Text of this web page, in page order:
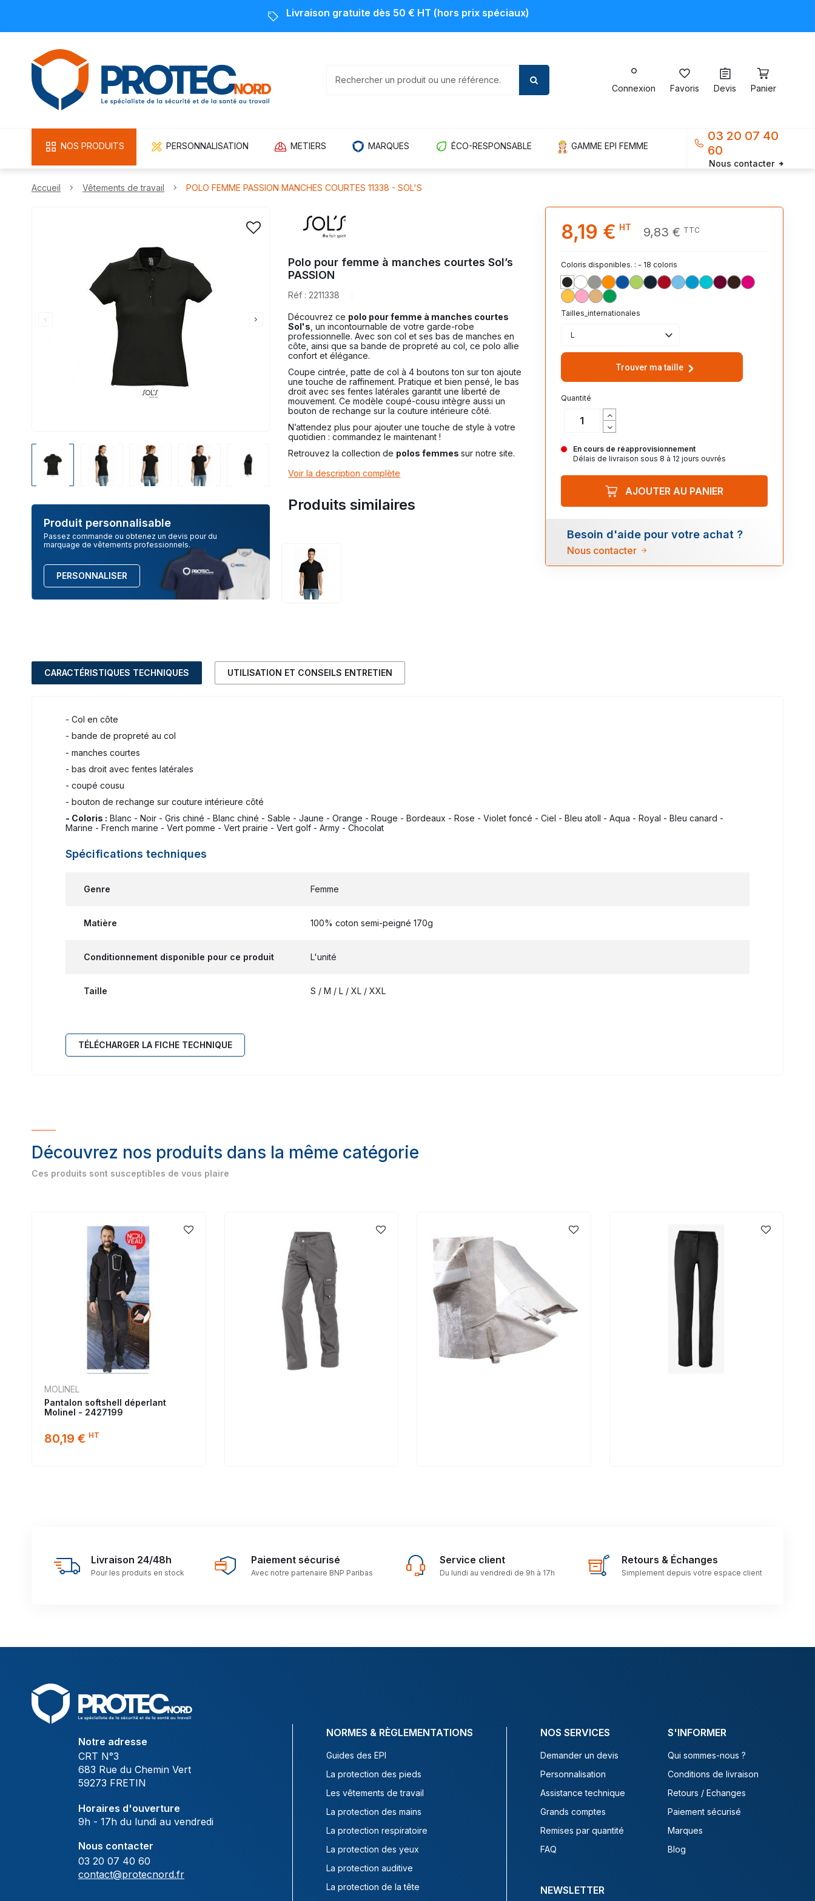
Livraison gratuite dès 50 € HT (hors prix spéciaux)
Connexion Favoris Devis Panier
NOS PRODUITS PERSONNALISATION METIERS MARQUES ÉCO-RESPONSABLE GAMME EPI FEMME
03 20 07 40
60
Nous contacter
Accueil Vêtements de travail POLO FEMME PASSION MANCHES COURTES 11338 - SOL'S
Produit personnalisable
Passez commande ou obtenez un devis pour du
marquage de vêtements professionnels.
PERSONNALISER
Polo pour femme à manches courtes Sol’s
PASSION
Réf : 2211338
Découvrez ce polo pour femme à manches courtes
Sol's , un incontournable de votre garde-robe
professionnelle. Avec son col et ses bas de manches en
côte, ainsi que sa bande de propreté au col, ce polo allie
confort et élégance.
Coupe cintrée, patte de col à 4 boutons ton sur ton ajoute
une touche de raffinement. Pratique et bien pensé, le bas
droit avec ses fentes latérales garantit une liberté de
mouvement. Ce modèle coupé-cousu intègre aussi un
bouton de rechange sur la couture intérieure côté.
N’attendez plus pour ajouter une touche de style à votre
quotidien : commandez le maintenant !
Retrouvez la collection de polos femmes sur notre site.
Voir la description complète
Produits similaires
8,19 € HT 9,83 € TTC
Coloris disponibles. : - 18 coloris
NOIR_312
BLANC_102
GRIS_CHINE_360
ORANGE_400
ROYAL_241
VERT_POMME_280
MARINE_318
ROUGE 145
CIEL_200
AQUA_321
BLEU_ATOLL_225
BORDEAUX_146
CHOCOLAT_398
FUCHSIA_140
JAUNE_301
ROSE_147
SABLE_115VERT_PRAIRIE_275
Tailles_internationales
L
Trouver ma taille
Quantité
En cours de réapprovisionnement
Délais de livraison sous 8 à 12 jours ouvrés
AJOUTER AU PANIER
Besoin d'aide pour votre achat ?
Nous contacter
CARACTÉRISTIQUES TECHNIQUES UTILISATION ET CONSEILS ENTRETIEN
- Col en côte
- bande de propreté au col
- manches courtes
- bas droit avec fentes latérales
- coupé cousu
- bouton de rechange sur couture intérieure côté
- Coloris : Blanc - Noir - Gris chiné - Blanc chiné - Sable - Jaune - Orange - Rouge - Bordeaux - Rose - Violet foncé - Ciel - Bleu atoll - Aqua - Royal - Bleu canard -
Marine - French marine - Vert pomme - Vert prairie - Vert golf - Army - Chocolat
Spécifications techniques
Genre Femme
Matière 100% coton semi-peigné 170g
Conditionnement disponible pour ce produit L'unité
Taille S / M / L / XL / XXL
TÉLÉCHARGER LA FICHE TECHNIQUE
Découvrez nos produits dans la même catégorie
Ces produits sont susceptibles de vous plaire
MOLINEL
Pantalon softshell déperlant
Molinel - 2427199
80,19 € HT
Livraison 24/48h
Pour les produits en stock
Paiement sécurisé
Avec notre partenaire BNP Paribas
Service client
Du lundi au vendredi de 9h à 17h
Retours & Échanges
Simplement depuis votre espace client
Notre adresse
CRT N°3
683 Rue du Chemin Vert
59273 FRETIN
Horaires d'ouverture
9h - 17h du lundi au vendredi
Nous contacter
03 20 07 40 60
contact@protecnord.fr
NORMES & RÈGLEMENTATIONS
Guides des EPI
La protection des pieds
Les vêtements de travail
La protection des mains
La protection respiratoire
La protection des yeux
La protection auditive
La protection de la tête
NOS SERVICES
Demander un devis
Personnalisation
Assistance technique
Grands comptes
Remises par quantité
FAQ
S'INFORMER
Qui sommes-nous ?
Conditions de livraison
Retours / Echanges
Paiement sécurisé
Marques
Blog
NEWSLETTER